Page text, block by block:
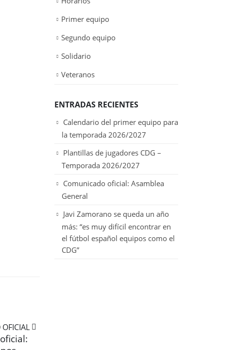
Primer equipo
Segundo equipo
Solidario
Veteranos
ENTRADAS RECIENTES
Calendario del primer equipo para
la temporada 2026/2027
Plantillas de jugadores CDG –
Temporada 2026/2027
Comunicado oficial: Asamblea
General
Javi Zamorano se queda un año
más: “es muy difícil encontrar en
el fútbol español equipos como el
CDG”